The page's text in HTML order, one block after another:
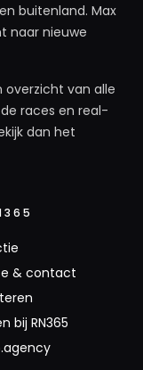
buitenland. Max
naar nieuwe
overzicht van alle
races en real-
dan het
& contact
bij RN365